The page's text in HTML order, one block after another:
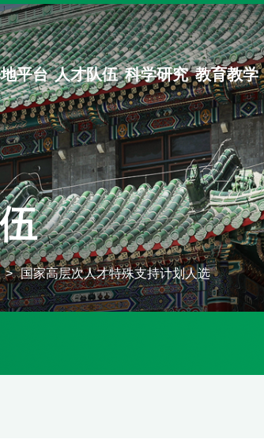
平台 人才队伍 科学研究 教育教学
> 国家高层次人才特殊支持计划人选